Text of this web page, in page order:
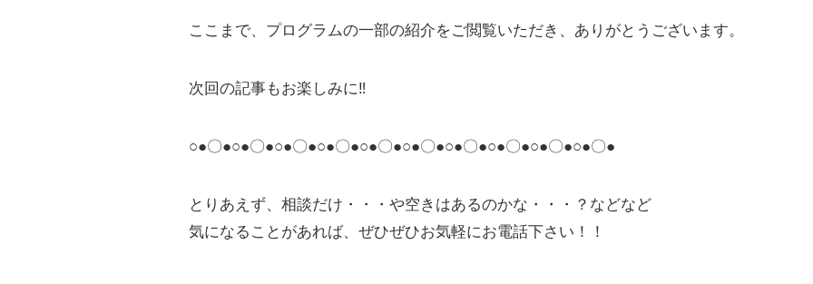
ここまで、プログラムの一部の紹介をご閲覧いただき、ありがとうございます。
次回の記事もお楽しみに‼
○●〇●○●〇●○●〇●○●〇●○●〇●○●〇●○●〇●○●〇●○●〇●○●〇●
とりあえず、相談だけ・・・や空きはあるのかな・・・？などなど
気になることがあれば、ぜひぜひお気軽にお電話下さい！！